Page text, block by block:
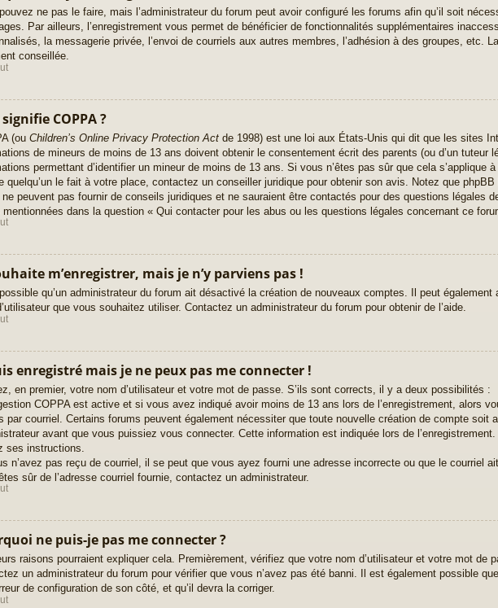
ne pas le faire, mais l’administrateur du forum peut avoir configuré les forums afin qu’il soit
Par ailleurs, l’enregistrement vous permet de bénéficier de fonctionnalités supplémentaires
la messagerie privée, l’envoi de courriels aux autres membres, l’adhésion à des groupes, etc.
conseillée.
COPPA ?
(ou Children’s Online Privacy Protection Act de 1998) est une loi aux États-Unis qui dit que les sites
de mineurs de moins de 13 ans doivent obtenir le consentement écrit des parents (ou d’un tuteur
permettant d’identifier un mineur de moins de 13 ans. Si vous n’êtes pas sûr que cela s’applique
quelqu’un le fait à votre place, contactez un conseiller juridique pour obtenir son avis. Notez que
ne peuvent pas fournir de conseils juridiques et ne sauraient être contactés pour des questions légales
mentionnées dans la question « Qui contacter pour les abus ou les questions légales concernant ce
m’enregistrer, mais je n’y parviens pas !
possible qu’un administrateur du forum ait désactivé la création de nouveaux comptes. Il peut
que vous souhaitez utiliser. Contactez un administrateur du forum pour obtenir de l’aide.
enregistré mais je ne peux pas me connecter !
en premier, votre nom d’utilisateur et votre mot de passe. S’ils sont corrects, il y a deux possibilités :
COPPA est active et si vous avez indiqué avoir moins de 13 ans lors de l’enregistrement, alors
par courriel. Certains forums peuvent également nécessiter que toute nouvelle création de compte soit
avant que vous puissiez vous connecter. Cette information est indiquée lors de
ses instructions.
n’avez pas reçu de courriel, il se peut que vous ayez fourni une adresse incorrecte ou que le courriel
sûr de l’adresse courriel fournie, contactez un administrateur.
ne puis-je pas me connecter ?
raisons pourraient expliquer cela. Premièrement, vérifiez que votre nom d’utilisateur et votre mot de
un administrateur du forum pour vérifier que vous n’avez pas été banni. Il est également possible
de configuration de son côté, et qu’il devra la corriger.